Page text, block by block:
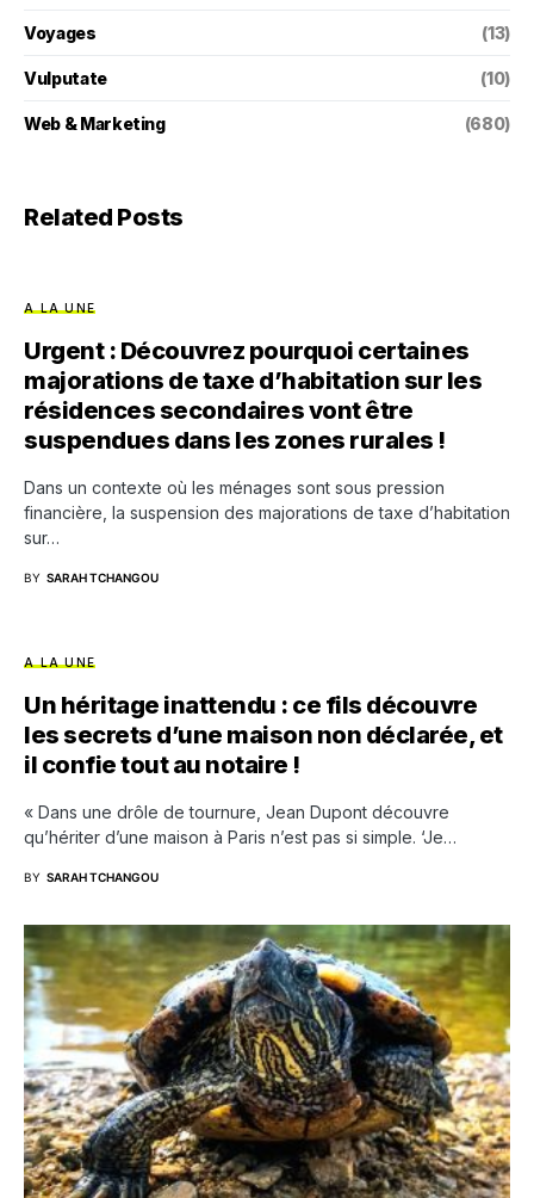
Voyages (13)
Vulputate (10)
Web & Marketing (680)
Related Posts
A LA UNE
Urgent : Découvrez pourquoi certaines
majorations de taxe d’habitation sur les
résidences secondaires vont être
suspendues dans les zones rurales !
Dans un contexte où les ménages sont sous pression
financière, la suspension des majorations de taxe d’habitation
sur…
BY SARAH TCHANGOU
A LA UNE
Un héritage inattendu : ce fils découvre
les secrets d’une maison non déclarée, et
il confie tout au notaire !
« Dans une drôle de tournure, Jean Dupont découvre
qu’hériter d’une maison à Paris n’est pas si simple. ‘Je…
BY SARAH TCHANGOU